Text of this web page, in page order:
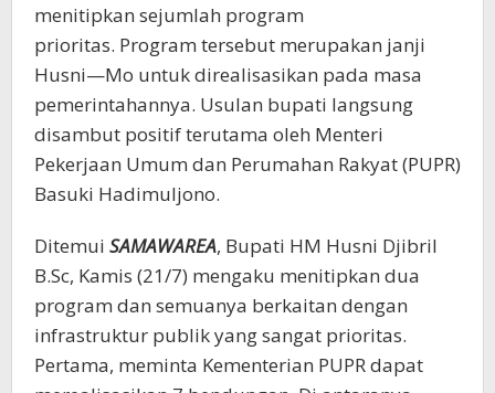
menitipkan sejumlah program
prioritas. Program tersebut merupakan janji
Husni—Mo untuk direalisasikan pada masa
pemerintahannya. Usulan bupati langsung
disambut positif terutama oleh Menteri
Pekerjaan Umum dan Perumahan Rakyat (PUPR)
Basuki Hadimuljono.
Ditemui SAMAWAREA, Bupati HM Husni Djibril
B.Sc, Kamis (21/7) mengaku menitipkan dua
program dan semuanya berkaitan dengan
infrastruktur publik yang sangat prioritas.
Pertama, meminta Kementerian PUPR dapat